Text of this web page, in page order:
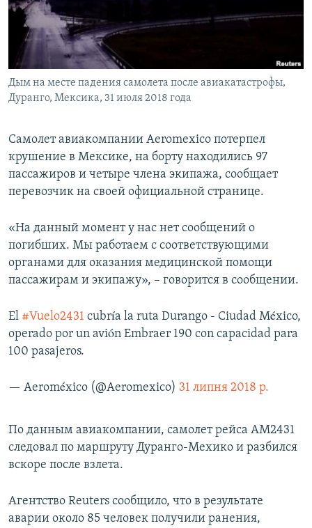
ПОБЕДИТЕЛЕЙ НЕ СУДЯТ?
КРЫМ.НЕПОКОРЕННЫЙ
ELIFBE
УКРАИНСКАЯ ПРОБЛЕМА КРЫМА
ПРИСОЕДИНЯЙТЕСЬ!
Все сайты RFE/RL
Дым на месте падения самолета после авиакатастрофы,
Дуранго, Мексика, 31 июля 2018 года
Самолет авиакомпании Aeromexico потерпел
крушение в Мексике, на борту находились 97
пассажиров и четыре члена экипажа, сообщает
перевозчик на своей официальной странице.
«На данный момент у нас нет сообщений о
погибших. Мы работаем с соответствующими
органами для оказания медицинской помощи
пассажирам и экипажу», – говорится в сообщении.
El #Vuelo2431 cubría la ruta Durango - Ciudad México,
operado por un avión Embraer 190 con capacidad para
100 pasajeros.
— Aeroméxico (@Aeromexico) 31 липня 2018 р.
По данным авиакомпании, самолет рейса AM2431
следовал по маршруту Дуранго-Мехико и разбился
вскоре после взлета.
Агентство Reuters сообщило, что в результате
аварии около 85 человек получили ранения,